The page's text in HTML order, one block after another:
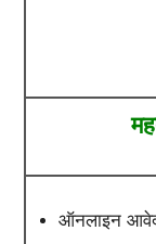
ऑनलाइन